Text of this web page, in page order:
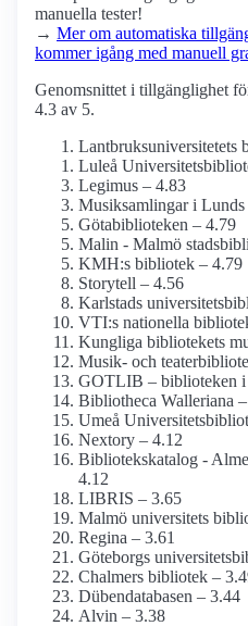
manuella tester!
→ Mer om automatiska
kommer igång med manuell
Genomsnittet i tillgänglighet
4.3 av 5.
Lantbruksuniversitetets
Luleå
Legimus – 4.83
Musiksamlingar i
Götabiblioteken – 4.79
Malin - Malmö
KMH:s bibliotek – 4.79
Storytell – 4.56
Karlstads
VTI:s nationella
Kungliga bibliotekets
Musik- och
GOTLIB – biblioteken i
Bibliotheca Walleriana
Umeå
Nextory – 4.12
Bibliotekskatalog -
4.12
LIBRIS – 3.65
Malmö universitets
Regina – 3.61
Göteborgs
Chalmers bibliotek –
Dübendatabasen – 3.44
Alvin – 3.38